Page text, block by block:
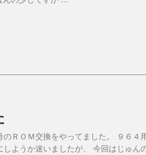
ＲＯＭ交換をやってました。 ９６４
ようか迷いましたが、 今回はじゅん